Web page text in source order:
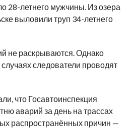
28-летнего мужчины. Из озера
выловили труп 34-летнего
не раскрываются. Однако
случаях следователи проводят
что Госавтоинспекция
аварий за день на трассах
распространённых причин —